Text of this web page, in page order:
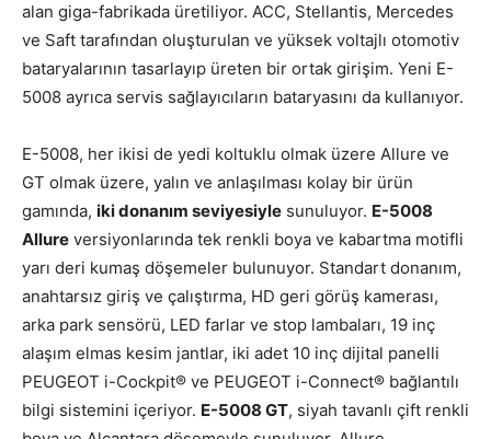
alan giga-fabrikada üretiliyor. ACC, Stellantis, Mercedes
ve Saft tarafından oluşturulan ve yüksek voltajlı otomotiv
bataryalarının tasarlayıp üreten bir ortak girişim. Yeni E-
5008 ayrıca servis sağlayıcıların bataryasını da kullanıyor.
E-5008, her ikisi de yedi koltuklu olmak üzere Allure ve
GT olmak üzere, yalın ve anlaşılması kolay bir ürün
gamında, iki donanım seviyesiyle sunuluyor. E-5008
Allure versiyonlarında tek renkli boya ve kabartma motifli
yarı deri kumaş döşemeler bulunuyor. Standart donanım,
anahtarsız giriş ve çalıştırma, HD geri görüş kamerası,
arka park sensörü, LED farlar ve stop lambaları, 19 inç
alaşım elmas kesim jantlar, iki adet 10 inç dijital panelli
PEUGEOT i-Cockpit® ve PEUGEOT i-Connect® bağlantılı
bilgi sistemini içeriyor. E-5008 GT, siyah tavanlı çift renkli